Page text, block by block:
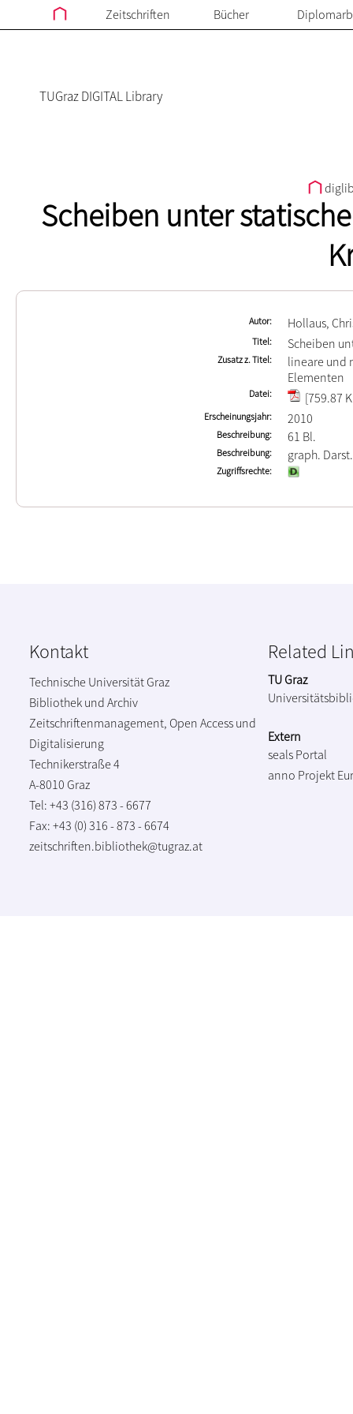
Zeitschriften Bücher
TUGraz DIGITAL Library
Scheiben unter
Autor Hollaus,
Titel Scheiben
Zusatz z. Titel
lineare und
Elementen
Datei [759.87
Erscheinungsjahr 2010
Beschreibung 61 Bl.
Beschreibung graph. Darst.
Zugriffsrechte
Kontakt
Technische Universität Graz
Bibliothek und Archiv
Zeitschriftenmanagement, Open Access und
Digitalisierung
Technikerstraße 4
A-8010 Graz
Tel: +43 (316) 873 - 6677
Fax: +43 (0) 316 - 873 - 6674
zeitschriften.bibliothek@tugraz.at
Related
TU Graz
Extern
seals Portal
anno Projekt